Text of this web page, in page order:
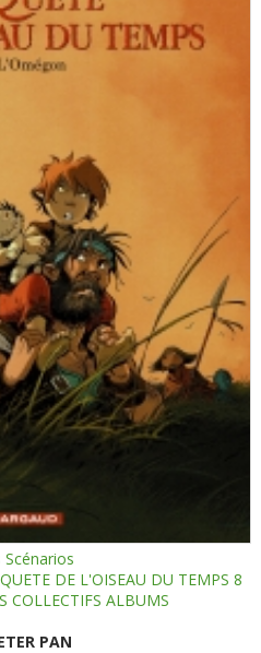
DE L'OISEAU DU TEMPS 8
COLLECTIFS ALBUMS
PAN